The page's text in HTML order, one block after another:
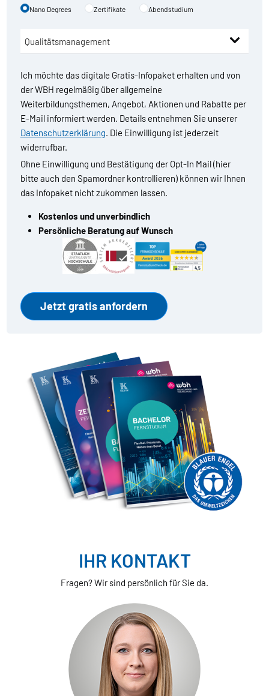
Nano Degrees Zertifikate Abendstudium
Ich möchte das digitale Gratis-Infopaket erhalten und von
der WBH regelmäßig über allgemeine
Weiterbildungsthemen, Angebot, Aktionen und Rabatte per
E-Mail informiert werden. Details entnehmen Sie unserer
Datenschutzerklärung. Die Einwilligung ist jederzeit
widerrufbar.
Ohne Einwilligung und Bestätigung der Opt-In Mail (hier
bitte auch den Spamordner kontrollieren) können wir Ihnen
das Infopaket nicht zukommen lassen.
Kostenlos und unverbindlich
Persönliche Beratung auf Wunsch
IHR KONTAKT
Fragen? Wir sind persönlich für Sie da.